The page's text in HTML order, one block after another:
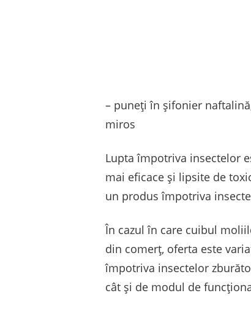
– puneți în șifonier
miros
Lupta împotriva insectelor
mai eficace și lipsite de
un produs împotriva
În cazul în care cuibul
din comerț, oferta este
împotriva insectelor
cât și de modul de